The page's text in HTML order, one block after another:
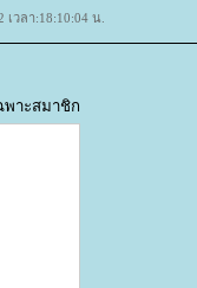
วลา:18:10:04 น.
พาะสมาชิก